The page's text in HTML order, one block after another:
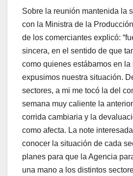
Sobre la reunión mantenida la
con la Ministra de la
de los comerciantes explicó:
sincera, en el sentido de que
como quienes estábamos en la
expusimos nuestra situación.
sectores, a mi me tocó la del
semana muy caliente la
corrida cambiaria y la
como afecta. La note
conocer la situación de cada
planes para que la Agencia
una mano a los distintos